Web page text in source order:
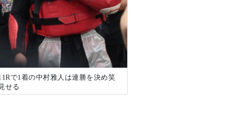
で1着の中村雅人は連勝を決め笑
せる